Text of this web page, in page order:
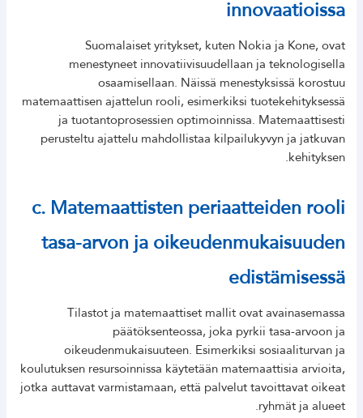
innovaatioissa
Suomalaiset yritykset, kuten Nokia ja Kone, ovat
menestyneet innovatiivisuudellaan ja teknologisella
osaamisellaan. Näissä menestyksissä korostuu
matemaattisen ajattelun rooli, esimerkiksi tuotekehityksessä
ja tuotantoprosessien optimoinnissa. Matemaattisesti
perusteltu ajattelu mahdollistaa kilpailukyvyn ja jatkuvan
kehityksen.
c. Matemaattisten periaatteiden rooli
tasa-arvon ja oikeudenmukaisuuden
edistämisessä
Tilastot ja matemaattiset mallit ovat avainasemassa
päätöksenteossa, joka pyrkii tasa-arvoon ja
oikeudenmukaisuuteen. Esimerkiksi sosiaaliturvan ja
koulutuksen resursoinnissa käytetään matemaattisia arvioita,
jotka auttavat varmistamaan, että palvelut tavoittavat oikeat
ryhmät ja alueet.